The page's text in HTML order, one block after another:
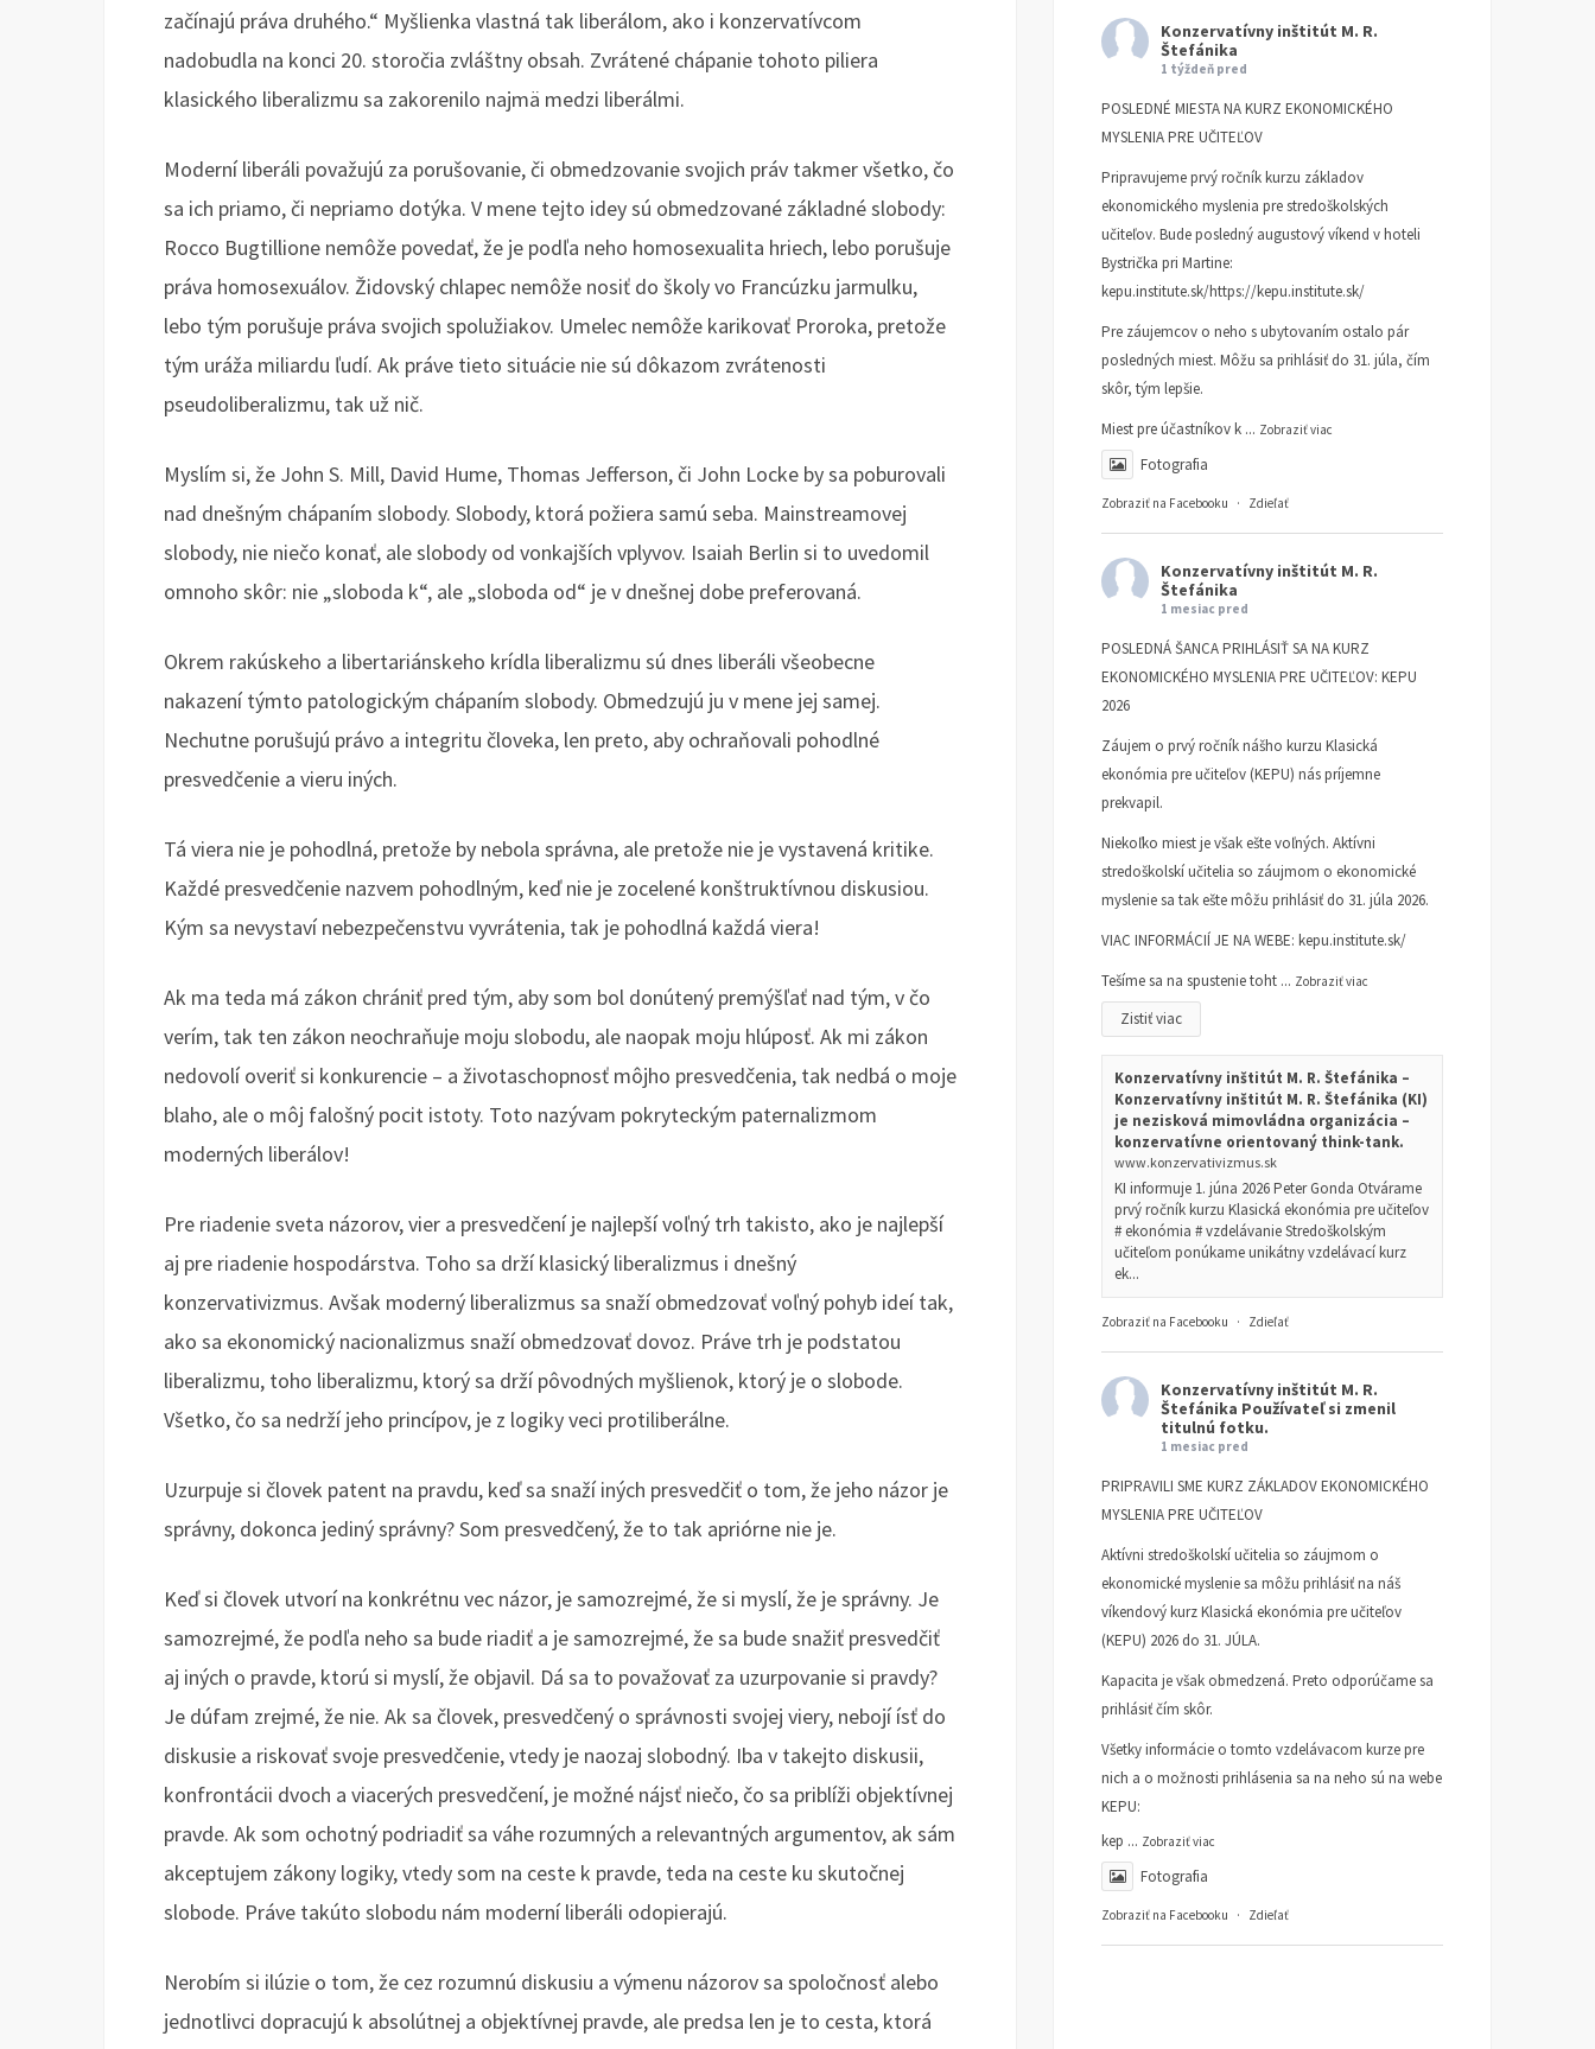
začínajú práva druhého.“ Myšlienka vlastná tak liberálom, ako i konzervatívcom
nadobudla na konci 20. storočia zvláštny obsah. Zvrátené chápanie tohoto piliera
klasického liberalizmu sa zakorenilo najmä medzi liberálmi.
Moderní liberáli považujú za porušovanie, či obmedzovanie svojich práv takmer všetko, čo
sa ich priamo, či nepriamo dotýka. V mene tejto idey sú obmedzované základné slobody:
Rocco Bugtillione nemôže povedať, že je podľa neho homosexualita hriech, lebo porušuje
práva homosexuálov. Židovský chlapec nemôže nosiť do školy vo Francúzku jarmulku,
lebo tým porušuje práva svojich spolužiakov. Umelec nemôže karikovať Proroka, pretože
tým uráža miliardu ľudí. Ak práve tieto situácie nie sú dôkazom zvrátenosti
pseudoliberalizmu, tak už nič.
Myslím si, že John S. Mill, David Hume, Thomas Jefferson, či John Locke by sa poburovali
nad dnešným chápaním slobody. Slobody, ktorá požiera samú seba. Mainstreamovej
slobody, nie niečo konať, ale slobody od vonkajších vplyvov. Isaiah Berlin si to uvedomil
omnoho skôr: nie „sloboda k“, ale „sloboda od“ je v dnešnej dobe preferovaná.
Okrem rakúskeho a libertariánskeho krídla liberalizmu sú dnes liberáli všeobecne
nakazení týmto patologickým chápaním slobody. Obmedzujú ju v mene jej samej.
Nechutne porušujú právo a integritu človeka, len preto, aby ochraňovali pohodlné
presvedčenie a vieru iných.
Tá viera nie je pohodlná, pretože by nebola správna, ale pretože nie je vystavená kritike.
Každé presvedčenie nazvem pohodlným, keď nie je zocelené konštruktívnou diskusiou.
Kým sa nevystaví nebezpečenstvu vyvrátenia, tak je pohodlná každá viera!
Ak ma teda má zákon chrániť pred tým, aby som bol donútený premýšľať nad tým, v čo
verím, tak ten zákon neochraňuje moju slobodu, ale naopak moju hlúposť. Ak mi zákon
nedovolí overiť si konkurencie – a životaschopnosť môjho presvedčenia, tak nedbá o moje
blaho, ale o môj falošný pocit istoty. Toto nazývam pokryteckým paternalizmom
moderných liberálov!
Pre riadenie sveta názorov, vier a presvedčení je najlepší voľný trh takisto, ako je najlepší
aj pre riadenie hospodárstva. Toho sa drží klasický liberalizmus i dnešný
konzervativizmus. Avšak moderný liberalizmus sa snaží obmedzovať voľný pohyb ideí tak,
ako sa ekonomický nacionalizmus snaží obmedzovať dovoz. Práve trh je podstatou
liberalizmu, toho liberalizmu, ktorý sa drží pôvodných myšlienok, ktorý je o slobode.
Všetko, čo sa nedrží jeho princípov, je z logiky veci protiliberálne.
Uzurpuje si človek patent na pravdu, keď sa snaží iných presvedčiť o tom, že jeho názor je
správny, dokonca jediný správny? Som presvedčený, že to tak apriórne nie je.
Keď si človek utvorí na konkrétnu vec názor, je samozrejmé, že si myslí, že je správny. Je
samozrejmé, že podľa neho sa bude riadiť a je samozrejmé, že sa bude snažiť presvedčiť
aj iných o pravde, ktorú si myslí, že objavil. Dá sa to považovať za uzurpovanie si pravdy?
Je dúfam zrejmé, že nie. Ak sa človek, presvedčený o správnosti svojej viery, nebojí ísť do
diskusie a riskovať svoje presvedčenie, vtedy je naozaj slobodný. Iba v takejto diskusii,
konfrontácii dvoch a viacerých presvedčení, je možné nájsť niečo, čo sa priblíži objektívnej
pravde. Ak som ochotný podriadiť sa váhe rozumných a relevantných argumentov, ak sám
akceptujem zákony logiky, vtedy som na ceste k pravde, teda na ceste ku skutočnej
slobode. Práve takúto slobodu nám moderní liberáli odopierajú.
Nerobím si ilúzie o tom, že cez rozumnú diskusiu a výmenu názorov sa spoločnosť alebo
jednotlivci dopracujú k absolútnej a objektívnej pravde, ale predsa len je to cesta, ktorá
Konzervatívny inštitút M. R.
Štefánika
1 týždeň pred
POSLEDNÉ MIESTA NA KURZ EKONOMICKÉHO
MYSLENIA PRE UČITEĽOV
Pripravujeme prvý ročník kurzu základov
ekonomického myslenia pre stredoškolských
učiteľov. Bude posledný augustový víkend v hoteli
Bystrička pri Martine:
kepu.institute.sk/https://kepu.institute.sk/
Pre záujemcov o neho s ubytovaním ostalo pár
posledných miest. Môžu sa prihlásiť do 31. júla, čím
skôr, tým lepšie.
Miest pre účastníkov k ... Zobraziť viac
Fotografia
Zobraziť na Facebooku · Zdieľať
Konzervatívny inštitút M. R.
Štefánika
1 mesiac pred
POSLEDNÁ ŠANCA PRIHLÁSIŤ SA NA KURZ
EKONOMICKÉHO MYSLENIA PRE UČITEĽOV: KEPU
2026
Záujem o prvý ročník nášho kurzu Klasická
ekonómia pre učiteľov (KEPU) nás príjemne
prekvapil.
Niekoľko miest je však ešte voľných. Aktívni
stredoškolskí učitelia so záujmom o ekonomické
myslenie sa tak ešte môžu prihlásiť do 31. júla 2026.
VIAC INFORMÁCIÍ JE NA WEBE: kepu.institute.sk/
Tešíme sa na spustenie toht ... Zobraziť viac
Zistiť viac
Konzervatívny inštitút M. R. Štefánika –
Konzervatívny inštitút M. R. Štefánika (KI)
je nezisková mimovládna organizácia –
konzervatívne orientovaný think-tank.
www.konzervativizmus.sk
KI informuje 1. júna 2026 Peter Gonda Otvárame
prvý ročník kurzu Klasická ekonómia pre učiteľov
# ekonómia # vzdelávanie Stredoškolským
učiteľom ponúkame unikátny vzdelávací kurz
ek...
Zobraziť na Facebooku · Zdieľať
Konzervatívny inštitút M. R.
Štefánika Používateľ si zmenil
titulnú fotku.
1 mesiac pred
PRIPRAVILI SME KURZ ZÁKLADOV EKONOMICKÉHO
MYSLENIA PRE UČITEĽOV
Aktívni stredoškolskí učitelia so záujmom o
ekonomické myslenie sa môžu prihlásiť na náš
víkendový kurz Klasická ekonómia pre učiteľov
(KEPU) 2026 do 31. JÚLA.
Kapacita je však obmedzená. Preto odporúčame sa
prihlásiť čím skôr.
Všetky informácie o tomto vzdelávacom kurze pre
nich a o možnosti prihlásenia sa na neho sú na webe
KEPU:
kep ... Zobraziť viac
Fotografia
Zobraziť na Facebooku · Zdieľať